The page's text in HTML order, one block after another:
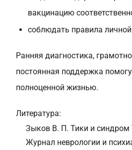
вакцинацию
соблюдать правила
Ранняя диагностика,
постоянная поддержка
полноценной жизнью.
Литература:
Зыков В. П. Тики и синдром
Журнал неврологии и